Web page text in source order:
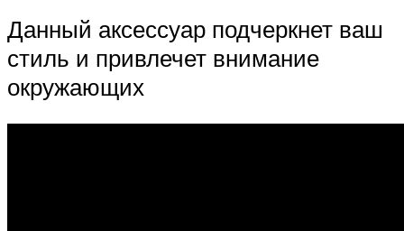
Данный аксессуар подчеркнет ваш
стиль и привлечет внимание
окружающих